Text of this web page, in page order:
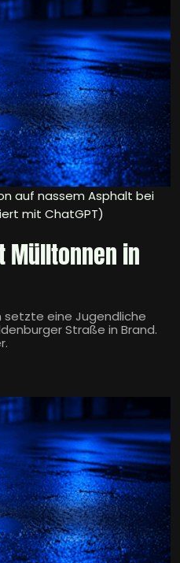
auf nassem Asphalt bei
mit ChatGPT)
Mülltonnen in
eine Jugendliche
Straße in Brand.